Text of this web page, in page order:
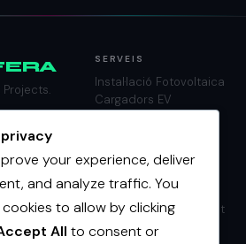
SERVEIS
Instal·lació Fotovoltaica
Cargadors EV
Il·luminació LED
LEGAL
Política de privacitat
Política de cookies
your experience, deliver
and analyze traffic. You
to allow by clicking
All to consent or